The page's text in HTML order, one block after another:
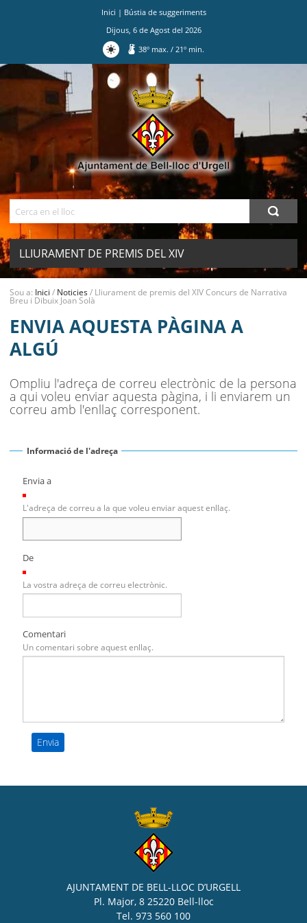
Inici | Bústia de suggeriments
Dijous, 6de Agostdel 2026
38º max./ 21º min.
LLIURAMENT DE PREMIS DEL XIV
CONCURS DE NARRATIVA BREU I
AJUNTAMENT
SEU ELECTRÒNICA
Sou a: Inici / Noticies/ Lliurament de premis del XIV Concurs de Narrativa
Breu i Dibuix Joan Solà
ENVIA AQUESTA PÀGINA A
ALGÚ
Ompliu l'adreça de correu electrònic de la persona
a qui voleu enviar aquesta pàgina, i li enviarem un
correu amb l'enllaç corresponent.
Informació de l'adreça
Envia a
L'adreça de correu a la que voleu enviar aquest enllaç.
De
La vostra adreça de correu electrònic.
Comentari
Un comentari sobre aquest enllaç.
AJUNTAMENT DE BELL-LLOC D’URGELL
Pl. Major, 8 25220 Bell-lloc
Tel. 973 560 100